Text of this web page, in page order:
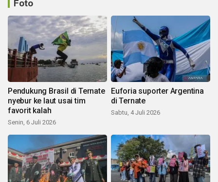
Foto
Pendukung Brasil di Ternate
nyebur ke laut usai tim
favorit kalah
Senin, 6 Juli 2026
Euforia suporter Argentina
di Ternate
Sabtu, 4 Juli 2026